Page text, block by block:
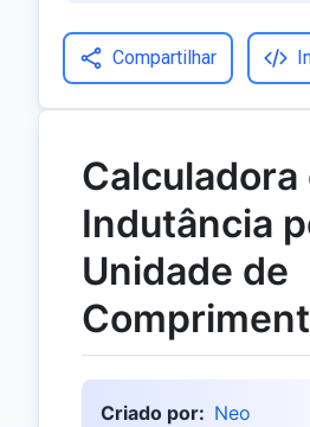
Compartilhar
Calculadora
Indutância
Unidade de
Criado por: Neo